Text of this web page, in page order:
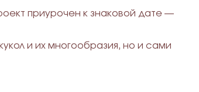
приурочен к знаковой дате —
и их многообразия, но и сами